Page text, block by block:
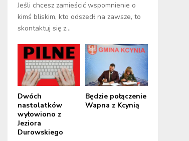
Jeśli chcesz zamieścić wspomnienie o
kimś bliskim, kto odszedł na zawsze, to
skontaktuj się z...
Dwóch
nastolatków
wyłowiono z
Jeziora
Durowskiego
Będzie połączenie
Wapna z Kcynią